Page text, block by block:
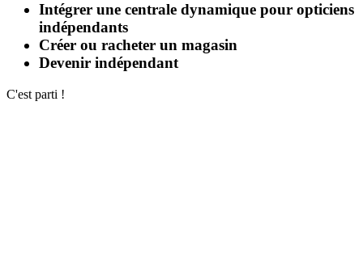
Intégrer une centrale dynamique pour opticiens
indépendants
Créer ou racheter un magasin
Devenir indépendant
C'est parti !